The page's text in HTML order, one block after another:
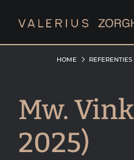
HOME REFERENTIES
Mw.
2025)